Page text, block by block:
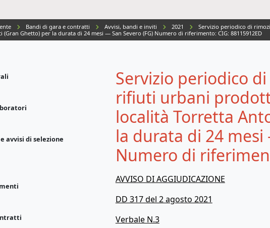
Bandi di gara e contratti Avvisi, bandi e inviti 2021
Servizio periodico di
(Gran Ghetto) per la durata di 24 mesi — San Severo (FG) Numero di riferimento: CIG: 88115912ED
avvisi di selezione
Servizio periodico
rifiuti urbani
località Torretta
la durata di 24 mesi
Numero di
AVVISO DI AGGIUDICAZIONE
DD 317 del 2 agosto 2021
Verbale N.3